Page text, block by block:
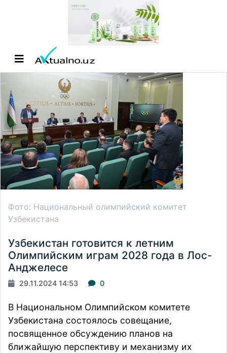
Фото: Национальный олимпийский комитет
Узбекистана
Узбекистан готовится к летним
Олимпийским играм 2028 года в Лос-
Анджелесе
29.11.2024 14:53 0
В Национальном Олимпийском комитете
Узбекистана состоялось совещание,
посвященное обсуждению планов на
ближайшую перспективу и механизму их